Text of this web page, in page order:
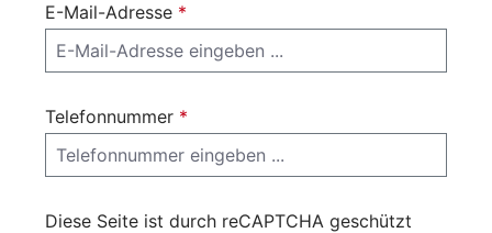
E-Mail-Adresse *
Telefonnummer *
Diese Seite ist durch reCAPTCHA geschützt